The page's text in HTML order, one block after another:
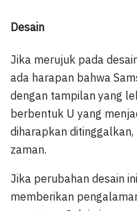
Desain
Jika merujuk pada
ada harapan bahwa
dengan tampilan yang
berbentuk U yang
diharapkan
zaman.
Jika perubahan desain
memberikan